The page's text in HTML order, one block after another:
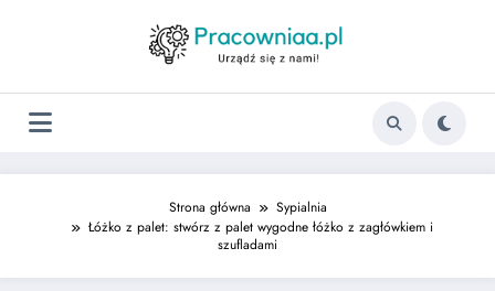
Strona główna
Sypialnia
Łóżko z palet: stwórz z palet wygodne łóżko z zagłówkiem i
szufladami